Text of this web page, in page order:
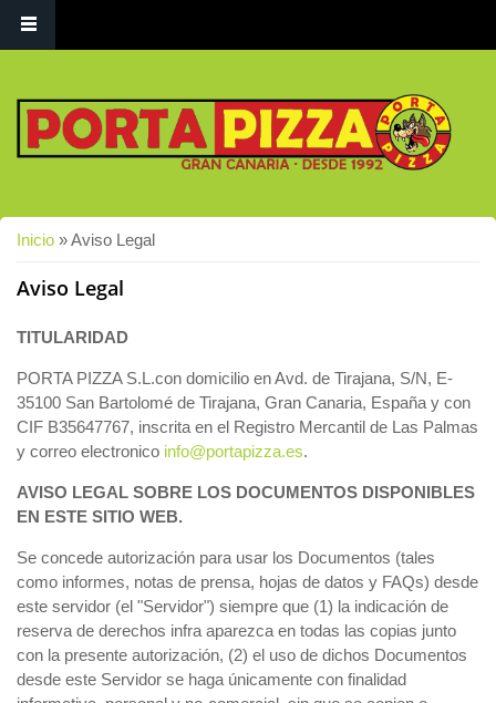
Usted está aquí
Inicio » Aviso Legal
Aviso Legal
TITULARIDAD
PORTA PIZZA S.L.con domicilio en Avd. de Tirajana, S/N, E-
35100 San Bartolomé de Tirajana, Gran Canaria, España y con
CIF B35647767, inscrita en el Registro Mercantil de Las Palmas
y correo electronico info@portapizza.es.
AVISO LEGAL SOBRE LOS DOCUMENTOS DISPONIBLES
EN ESTE SITIO WEB.
Se concede autorización para usar los Documentos (tales
como informes, notas de prensa, hojas de datos y FAQs) desde
este servidor (el "Servidor") siempre que (1) la indicación de
reserva de derechos infra aparezca en todas las copias junto
con la presente autorización, (2) el uso de dichos Documentos
desde este Servidor se haga únicamente con finalidad